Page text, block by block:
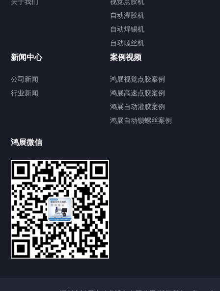
提交您的需求，获取产品资料与报价
亦可拨打我们的24小时服务咨询热线
185-7668-2958
自动灌胶机
自动焊锡机
自动螺丝机
新闻中心
公司新闻
行业新闻
案例视频
鸿展视觉点胶案例
鸿展高速点胶案例
鸿展自动灌胶案例
鸿展自动锁螺丝案例
鸿展微信